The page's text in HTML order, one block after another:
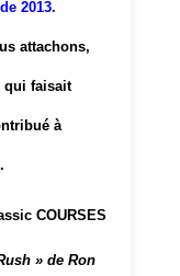
2013.
attachons,
qui faisait
à
COURSES
» de Ron